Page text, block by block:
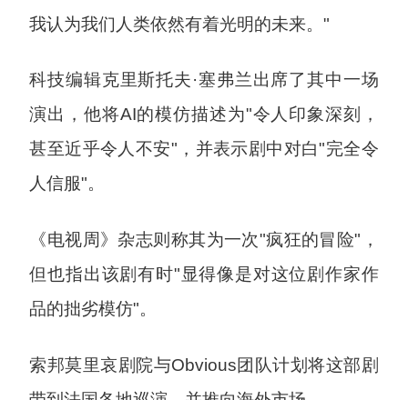
我认为我们人类依然有着光明的未来。"
科技编辑克里斯托夫·塞弗兰出席了其中一场
演出，他将AI的模仿描述为"令人印象深刻，
甚至近乎令人不安"，并表示剧中对白"完全令
人信服"。
《电视周》杂志则称其为一次"疯狂的冒险"，
但也指出该剧有时"显得像是对这位剧作家作
品的拙劣模仿"。
索邦莫里哀剧院与Obvious团队计划将这部剧